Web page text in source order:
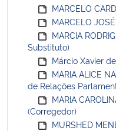
MARCELO
MARCELO
MARCIA
Substituto)
Márcio Xavier
MARIA ALICE
de Relações
MARIA
(Corregedor)
MURSHED